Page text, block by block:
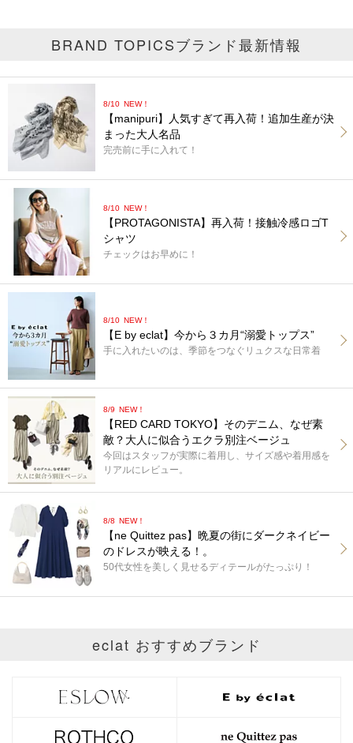
BRAND TOPICSブランド最新情報
8/10 NEW！
【manipuri】人気すぎて再入荷！追加生産が決
まった大人名品
完売前に手に入れて！
8/10 NEW！
【PROTAGONISTA】再入荷！接触冷感ロゴT
シャツ
チェックはお早めに！
8/10 NEW！
【E by eclat】今から３カ月“溺愛トップス”
手に入れたいのは、季節をつなぐリュクスな日常着
8/9 NEW！
【RED CARD TOKYO】そのデニム、なぜ素
敵？大人に似合うエクラ別注ベージュ
今回はスタッフが実際に着用し、サイズ感や着用感を
リアルにレビュー。
8/8 NEW！
【ne Quittez pas】晩夏の街にダークネイビー
のドレスが映える！。
50代女性を美しく見せるディテールがたっぷり！
eclat おすすめブランド